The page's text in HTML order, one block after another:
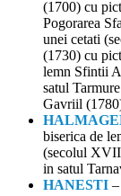
(1700) cu
Pogorarea
unei cetati
(1730) cu
lemn Sfintii
satul
Gavriil
biserica de
(secolul
in satul
HANESTI